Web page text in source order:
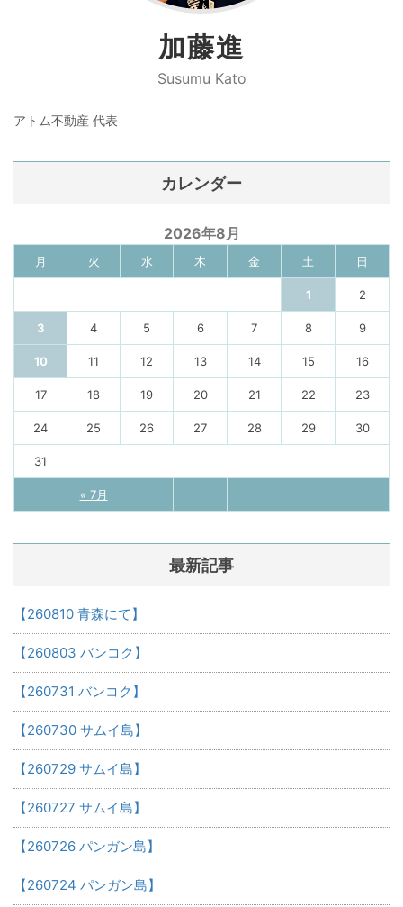
加藤進
Susumu Kato
アトム不動産 代表
カレンダー
2026年8月
月 火 水 木 金 土 日
« 7月
1 2
3 4 5 6 7 8 9
10 11 12 13 14 15 16
17 18 19 20 21 22 23
24 25 26 27 28 29 30
31
最新記事
【260810 青森にて】
【260803 バンコク】
【260731 バンコク】
【260730 サムイ島】
【260729 サムイ島】
【260727 サムイ島】
【260726 パンガン島】
【260724 パンガン島】